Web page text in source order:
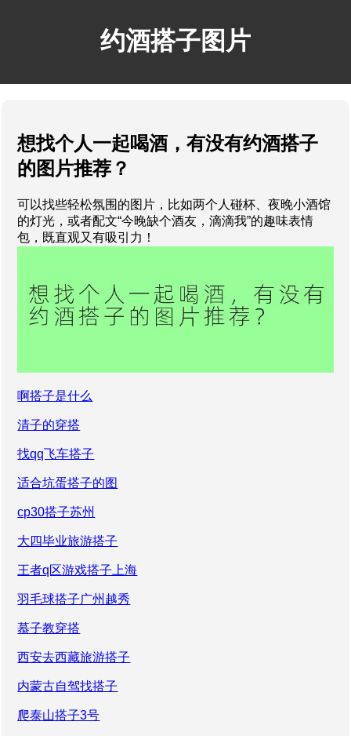
约酒搭子图片
想找个人一起喝酒，有没有约酒搭子
的图片推荐？
可以找些轻松氛围的图片，比如两个人碰杯、夜晚小酒馆
的灯光，或者配文“今晚缺个酒友，滴滴我”的趣味表情
包，既直观又有吸引力！
啊搭子是什么
清子的穿搭
找qq飞车搭子
适合坑蛋搭子的图
cp30搭子苏州
大四毕业旅游搭子
王者q区游戏搭子上海
羽毛球搭子广州越秀
慕子教穿搭
西安去西藏旅游搭子
内蒙古自驾找搭子
爬泰山搭子3号